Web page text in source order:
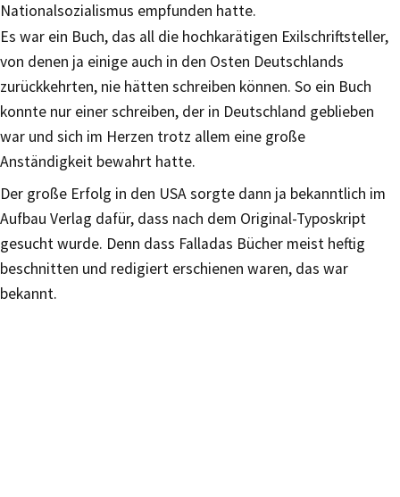
Nationalsozialismus empfunden hatte.
Es war ein Buch, das all die hochkarätigen Exilschriftsteller,
von denen ja einige auch in den Osten Deutschlands
zurückkehrten, nie hätten schreiben können. So ein Buch
konnte nur einer schreiben, der in Deutschland geblieben
war und sich im Herzen trotz allem eine große
Anständigkeit bewahrt hatte.
Der große Erfolg in den USA sorgte dann ja bekanntlich im
Aufbau Verlag dafür, dass nach dem Original-Typoskript
gesucht wurde. Denn dass Falladas Bücher meist heftig
beschnitten und redigiert erschienen waren, das war
bekannt.